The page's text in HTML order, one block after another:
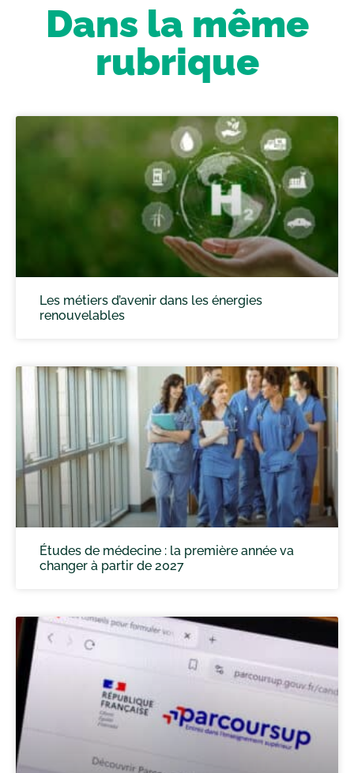
Dans la même
rubrique
Les métiers d’avenir dans les énergies
renouvelables
Études de médecine : la première année va
changer à partir de 2027